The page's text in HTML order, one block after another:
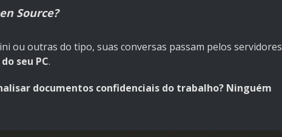
Source?
ou outras do tipo, suas conversas passam pelos servidores
seu PC.
documentos confidenciais do trabalho? Ninguém